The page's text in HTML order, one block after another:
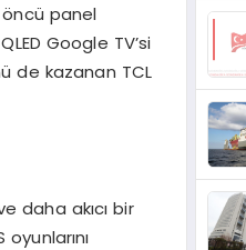
öncü panel
Google TV’si
de kazanan TCL
daha akıcı bir